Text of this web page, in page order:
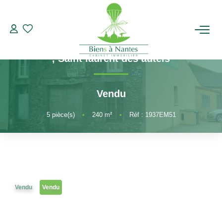
ACHETER
Référence 1937EM51
Murs à vendre Saint Laurent Des Autels
,Saint laurent des autels
Vendu
5pièce(s) • 240m² • Réf : 1937EM51
Vendu Vendu